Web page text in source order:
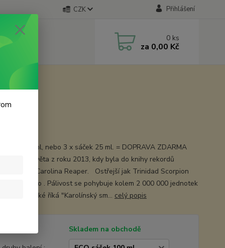
CZK Přihlášení
0 ks
za 0,00 Kč
100 ml, nebo 3 x sáček 25 ml. = DOPRAVA ZDARMA
chilli světa z roku 2013, kdy byla do knihy rekordů
paprička Carolina Reaper. Ostřejší jak Trinidad Scorpion
a Habanero . Pálivost se pohybuje kolem 2 000 000 jednotek
se jí také říká "Karolínský sm... celý popis
Skladem na obchodě